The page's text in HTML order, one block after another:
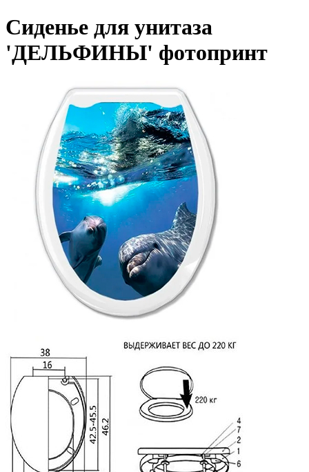
Сиденье для унитаза
'ДЕЛЬФИНЫ' фотопринт